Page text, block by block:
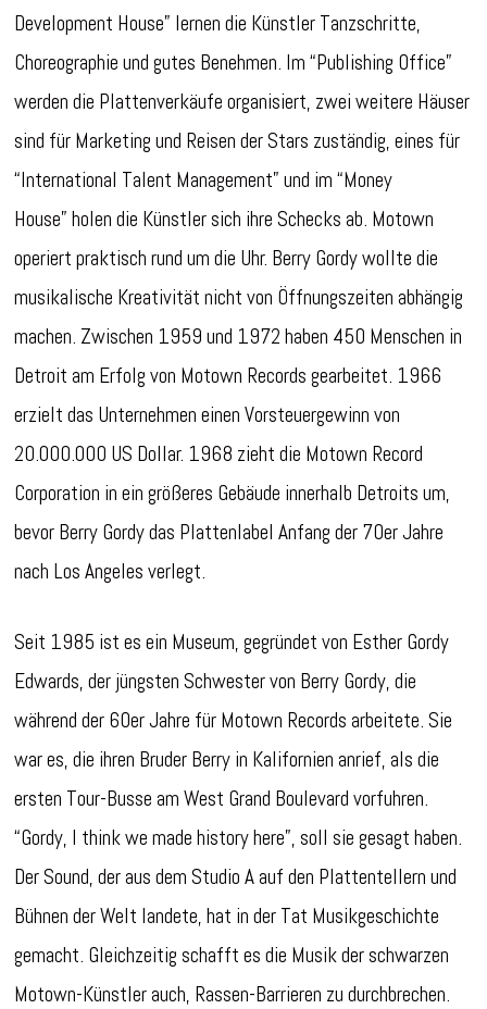
Development House” lernen die Künstler Tanzschritte,
Choreographie und gutes Benehmen. Im “Publishing Office”
werden die Plattenverkäufe organisiert, zwei weitere Häuser
sind für Marketing und Reisen der Stars zuständig, eines für
“International Talent Management” und im “Money
House” holen die Künstler sich ihre Schecks ab. Motown
operiert praktisch rund um die Uhr. Berry Gordy wollte die
musikalische Kreativität nicht von Öffnungszeiten abhängig
machen. Zwischen 1959 und 1972 haben 450 Menschen in
Detroit am Erfolg von Motown Records gearbeitet. 1966
erzielt das Unternehmen einen Vorsteuergewinn von
20.000.000 US Dollar. 1968 zieht die Motown Record
Corporation in ein größeres Gebäude innerhalb Detroits um,
bevor Berry Gordy das Plattenlabel Anfang der 70er Jahre
nach Los Angeles verlegt.
Seit 1985 ist es ein Museum, gegründet von Esther Gordy
Edwards, der jüngsten Schwester von Berry Gordy, die
während der 60er Jahre für Motown Records arbeitete. Sie
war es, die ihren Bruder Berry in Kalifornien anrief, als die
ersten Tour-Busse am West Grand Boulevard vorfuhren.
“Gordy, I think we made history here”, soll sie gesagt haben.
Der Sound, der aus dem Studio A auf den Plattentellern und
Bühnen der Welt landete, hat in der Tat Musikgeschichte
gemacht. Gleichzeitig schafft es die Musik der schwarzen
Motown-Künstler auch, Rassen-Barrieren zu durchbrechen.